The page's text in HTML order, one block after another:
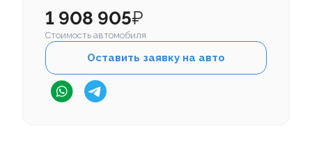
1 908 905₽
Стоимость автомобиля
Оставить заявку на авто